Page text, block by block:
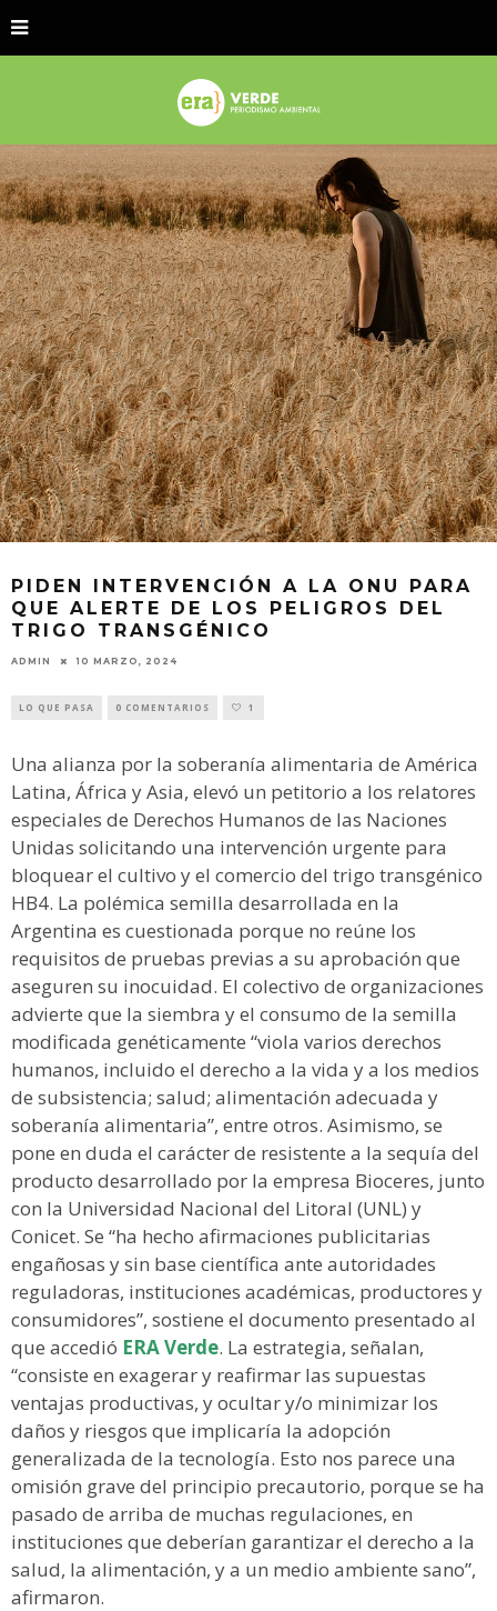
PIDEN INTERVENCIÓN A LA ONU PARA
QUE ALERTE DE LOS PELIGROS DEL
TRIGO TRANSGÉNICO
ADMIN 10 MARZO, 2024
LO QUE PASA 0 COMENTARIOS 1
Una alianza por la soberanía alimentaria de América
Latina, África y Asia, elevó un petitorio a los relatores
especiales de Derechos Humanos de las Naciones
Unidas solicitando una intervención urgente para
bloquear el cultivo y el comercio del trigo transgénico
HB4. La polémica semilla desarrollada en la
Argentina es cuestionada porque no reúne los
requisitos de pruebas previas a su aprobación que
aseguren su inocuidad. El colectivo de organizaciones
advierte que la siembra y el consumo de la semilla
modificada genéticamente “viola varios derechos
humanos, incluido el derecho a la vida y a los medios
de subsistencia; salud; alimentación adecuada y
soberanía alimentaria”, entre otros. Asimismo, se
pone en duda el carácter de resistente a la sequía del
producto desarrollado por la empresa Bioceres, junto
con la Universidad Nacional del Litoral (UNL) y
Conicet. Se “ha hecho afirmaciones publicitarias
engañosas y sin base científica ante autoridades
reguladoras, instituciones académicas, productores y
consumidores”, sostiene el documento presentado al
que accedió ERA Verde. La estrategia, señalan,
“consiste en exagerar y reafirmar las supuestas
ventajas productivas, y ocultar y/o minimizar los
daños y riesgos que implicaría la adopción
generalizada de la tecnología. Esto nos parece una
omisión grave del principio precautorio, porque se ha
pasado de arriba de muchas regulaciones, en
instituciones que deberían garantizar el derecho a la
salud, la alimentación, y a un medio ambiente sano”,
afirmaron.